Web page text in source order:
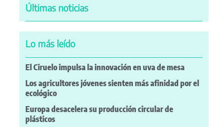
Últimas noticias
Lo más leído
El Ciruelo impulsa la innovación en uva de mesa
Los agricultores jóvenes sienten más afinidad por el
ecológico
Europa desacelera su producción circular de
plásticos